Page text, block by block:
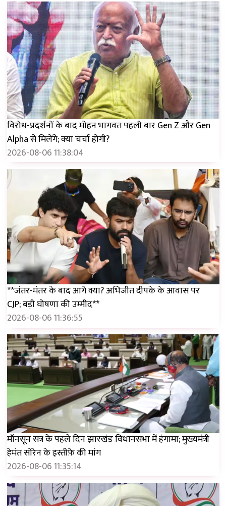
विरोध-प्रदर्शनों के बाद मोहन भागवत पहली बार Gen Z और Gen
Alpha से मिलेंगे; क्या चर्चा होगी?
2026-08-06 11:38:04
**जंतर-मंतर के बाद आगे क्या? अभिजीत दीपके के आवास पर
CJP; बड़ी घोषणा की उम्मीद**
2026-08-06 11:36:55
मॉनसून सत्र के पहले दिन झारखंड विधानसभा में हंगामा; मुख्यमंत्री
हेमंत सोरेन के इस्तीफ़े की मांग
2026-08-06 11:35:14